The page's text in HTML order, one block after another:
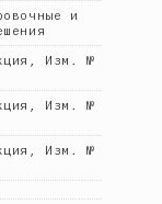
и
Изм. №
Изм. №
Изм. №